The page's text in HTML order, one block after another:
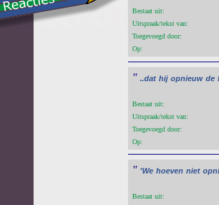
Bestaat uit:
Uitspraak/tekst van:
Toegevoegd door:
Op:
" ..dat hij opnieuw de
Bestaat uit:
Uitspraak/tekst van:
Toegevoegd door:
Op:
" 'We hoeven niet
Bestaat uit: